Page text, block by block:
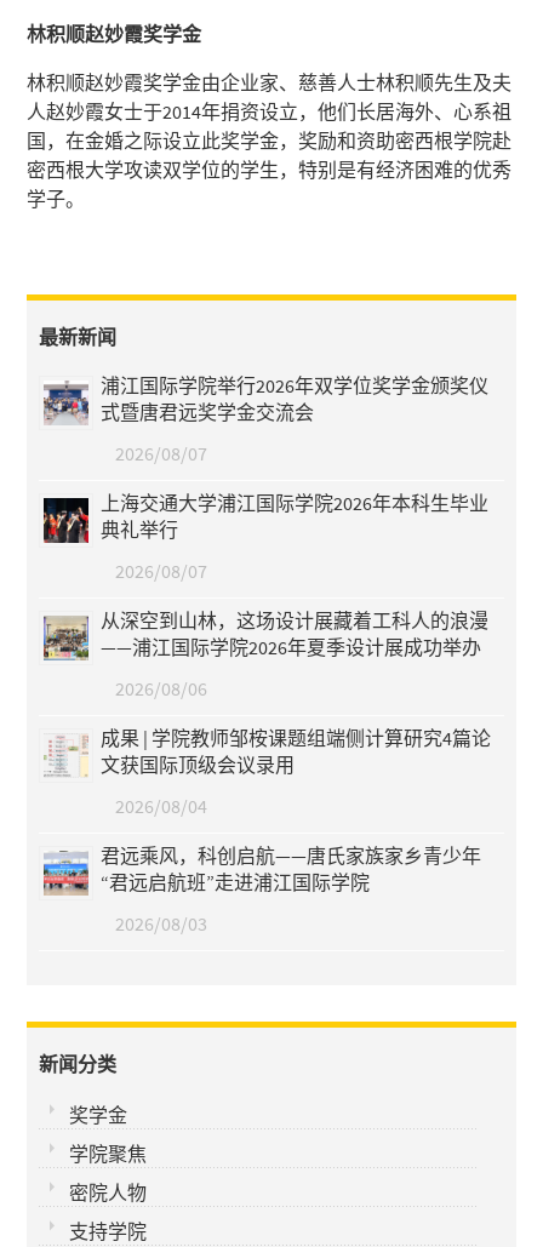
林积顺赵妙霞奖学金
林积顺赵妙霞奖学金由企业家、慈善人士林积顺先生及夫
人赵妙霞女士于2014年捐资设立，他们长居海外、心系祖
国，在金婚之际设立此奖学金，奖励和资助密西根学院赴
密西根大学攻读双学位的学生，特别是有经济困难的优秀
学子。
最新新闻
浦江国际学院举行2026年双学位奖学金颁奖仪
式暨唐君远奖学金交流会
2026/08/07
上海交通大学浦江国际学院2026年本科生毕业
典礼举行
2026/08/07
从深空到山林，这场设计展藏着工科人的浪漫
——浦江国际学院2026年夏季设计展成功举办
2026/08/06
成果 | 学院教师邹桉课题组端侧计算研究4篇论
文获国际顶级会议录用
2026/08/04
君远乘风，科创启航——唐氏家族家乡青少年
“君远启航班”走进浦江国际学院
2026/08/03
新闻分类
奖学金
学院聚焦
密院人物
支持学院